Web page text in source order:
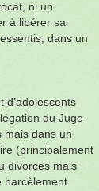
ni un
à libérer sa
dans un
d’adolescents
du Juge
mais dans un
(principalement
divorces mais
harcèlement